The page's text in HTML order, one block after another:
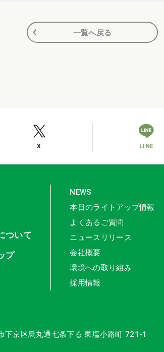
一覧へ戻る
X LINE
ついて
プ
NEWS
本日のライトアップ情報
よくあるご質問
ニュースリリース
会社概要
環境への取り組み
採用情報
下京区烏丸通七条下る 東塩小路町 721-1